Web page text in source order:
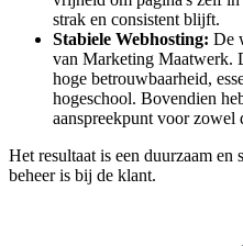
strak en consistent blijft.
Stabiele Webhosting: De
van Marketing Maatwerk.
hoge betrouwbaarheid,
hogeschool. Bovendien
aanspreekpunt voor zowel
Het resultaat is een duurzaam
beheer is bij de klant.